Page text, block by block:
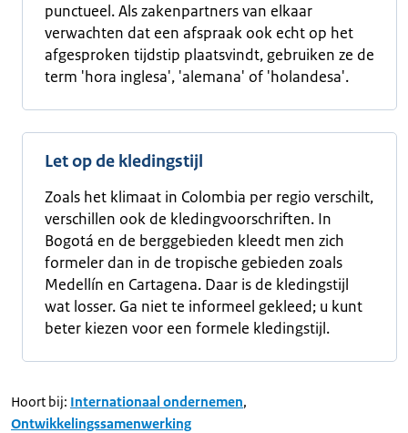
punctueel. Als zakenpartners van elkaar
verwachten dat een afspraak ook echt op het
afgesproken tijdstip plaatsvindt, gebruiken ze de
term 'hora inglesa', 'alemana' of 'holandesa'.
Let op de kledingstijl
Zoals het klimaat in Colombia per regio verschilt,
verschillen ook de kledingvoorschriften. In
Bogotá en de berggebieden kleedt men zich
formeler dan in de tropische gebieden zoals
Medellín en Cartagena. Daar is de kledingstijl
wat losser. Ga niet te informeel gekleed; u kunt
beter kiezen voor een formele kledingstijl.
Hoort bij: Internationaal ondernemen,
Ontwikkelingssamenwerking